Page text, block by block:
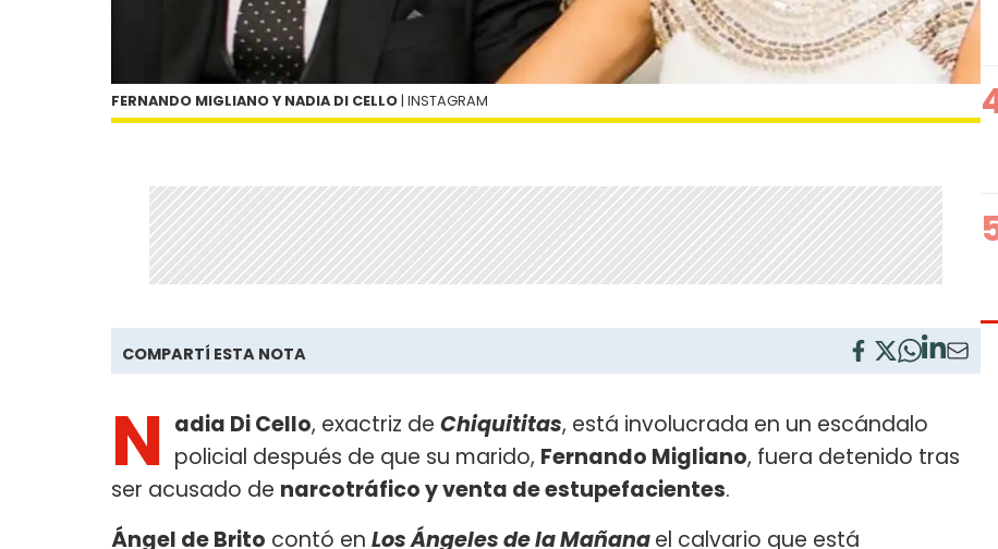
FERNANDO MIGLIANO Y NADIA DI CELLO | INSTAGRAM
COMPARTÍ ESTA NOTA
N adia Di Cello, exactriz de Chiquititas, está involucrada en un escándalo
policial después de que su marido, Fernando Migliano, fuera detenido tras
ser acusado de narcotráfico y venta de estupefacientes.
Ángel de Brito contó en Los Ángeles de la Mañanael calvario que está